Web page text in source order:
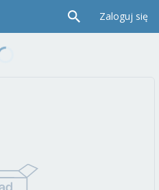
Zaloguj się